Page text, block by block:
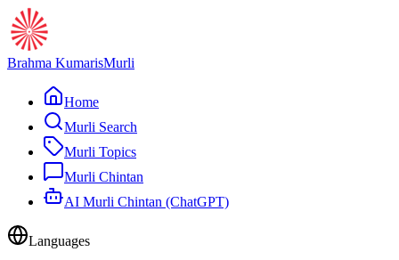
Brahma KumarisMurli
Home
Murli Search
Murli Topics
Murli Chintan
AI Murli Chintan (ChatGPT)
Languages